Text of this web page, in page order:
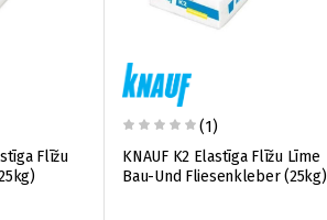
Flīžu
(1)
KNAUF K2 Elastīga Flīžu Līme
Bau-Und Fliesenkleber (25kg)